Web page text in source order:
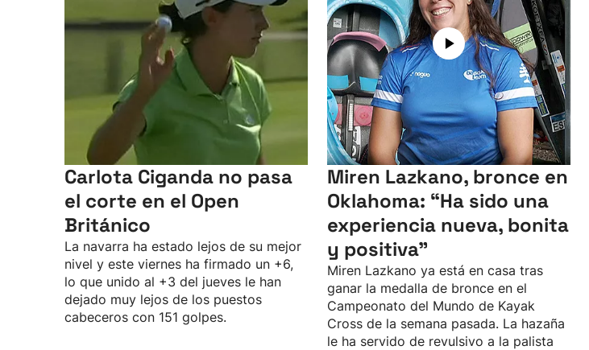
Carlota Ciganda no pasa
el corte en el Open
Británico
La navarra ha estado lejos de su mejor
nivel y este viernes ha firmado un +6,
lo que unido al +3 del jueves le han
dejado muy lejos de los puestos
cabeceros con 151 golpes.
Miren Lazkano, bronce en
Oklahoma: “Ha sido una
experiencia nueva, bonita
y positiva"
Miren Lazkano ya está en casa tras
ganar la medalla de bronce en el
Campeonato del Mundo de Kayak
Cross de la semana pasada. La hazaña
le ha servido de revulsivo a la palista